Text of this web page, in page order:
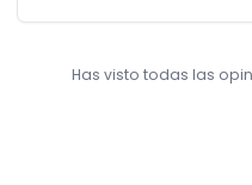
Has visto todas las